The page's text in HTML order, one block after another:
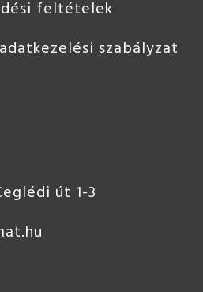
feltételek
szabályzat
út 1-3